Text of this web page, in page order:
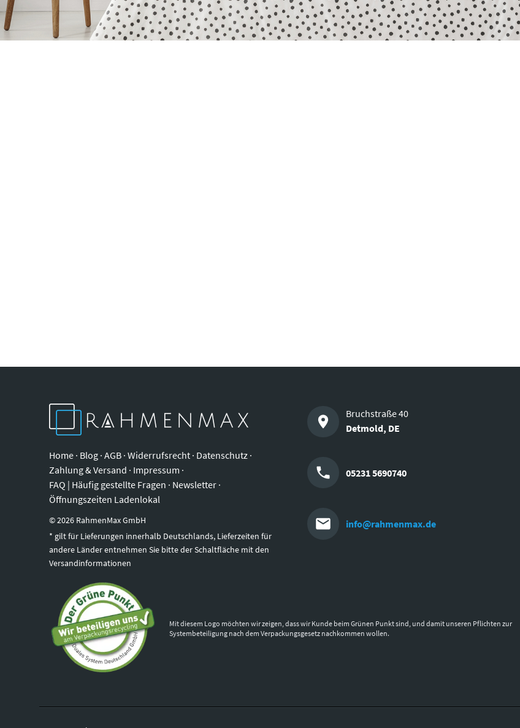
Home · Blog · AGB · Widerrufsrecht · Datenschutz ·
Zahlung & Versand · Impressum ·
FAQ | Häufig gestellte Fragen · Newsletter ·
Öffnungszeiten Ladenlokal
©2026 RahmenMax GmbH
* gilt für Lieferungen innerhalb Deutschlands, Lieferzeiten für
andere Länder entnehmen Sie bitte der Schaltfläche mit den
Versandinformationen
Bruchstraße 40
Detmold, DE
05231 5690740
info@rahmenmax.de
Mit diesem Logo möchten wir zeigen, dass wir Kunde beim Grünen Punkt sind, und damit unseren Pflichten zur
Systembeteiligung nach dem Verpackungsgesetz nachkommen wollen.